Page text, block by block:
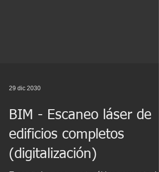
29 dic 2030
BIM - Escaneo láser de